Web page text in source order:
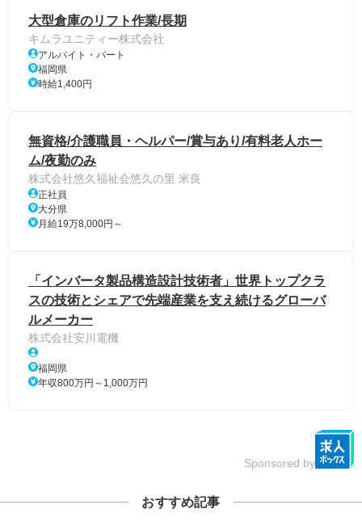
大型倉庫のリフト作業/長期
キムラユニティー株式会社
アルバイト・パート
福岡県
時給1,400円
無資格/介護職員・ヘルパー/賞与あり/有料老人ホー
ム/夜勤のみ
株式会社悠久福祉会悠久の里 米良
正社員
大分県
月給19万8,000円～
「インバータ製品構造設計技術者」世界トップクラ
スの技術とシェアで先端産業を支え続けるグローバ
ルメーカー
株式会社安川電機
福岡県
年収800万円～1,000万円
Sponsored by
おすすめ記事